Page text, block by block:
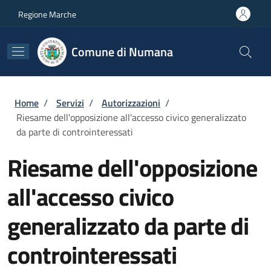
Regione Marche
Comune di Numana
Briciole di pane
Home / Servizi / Autorizzazioni /
Riesame dell'opposizione all'accesso civico generalizzato
da parte di controinteressati
Riesame dell'opposizione
all'accesso civico
generalizzato da parte di
controinteressati